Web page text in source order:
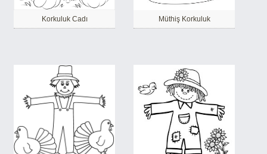
Korkuluk Cadı Müthiş Korkuluk